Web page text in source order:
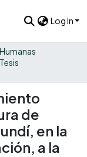
Log In
de
en la
a la